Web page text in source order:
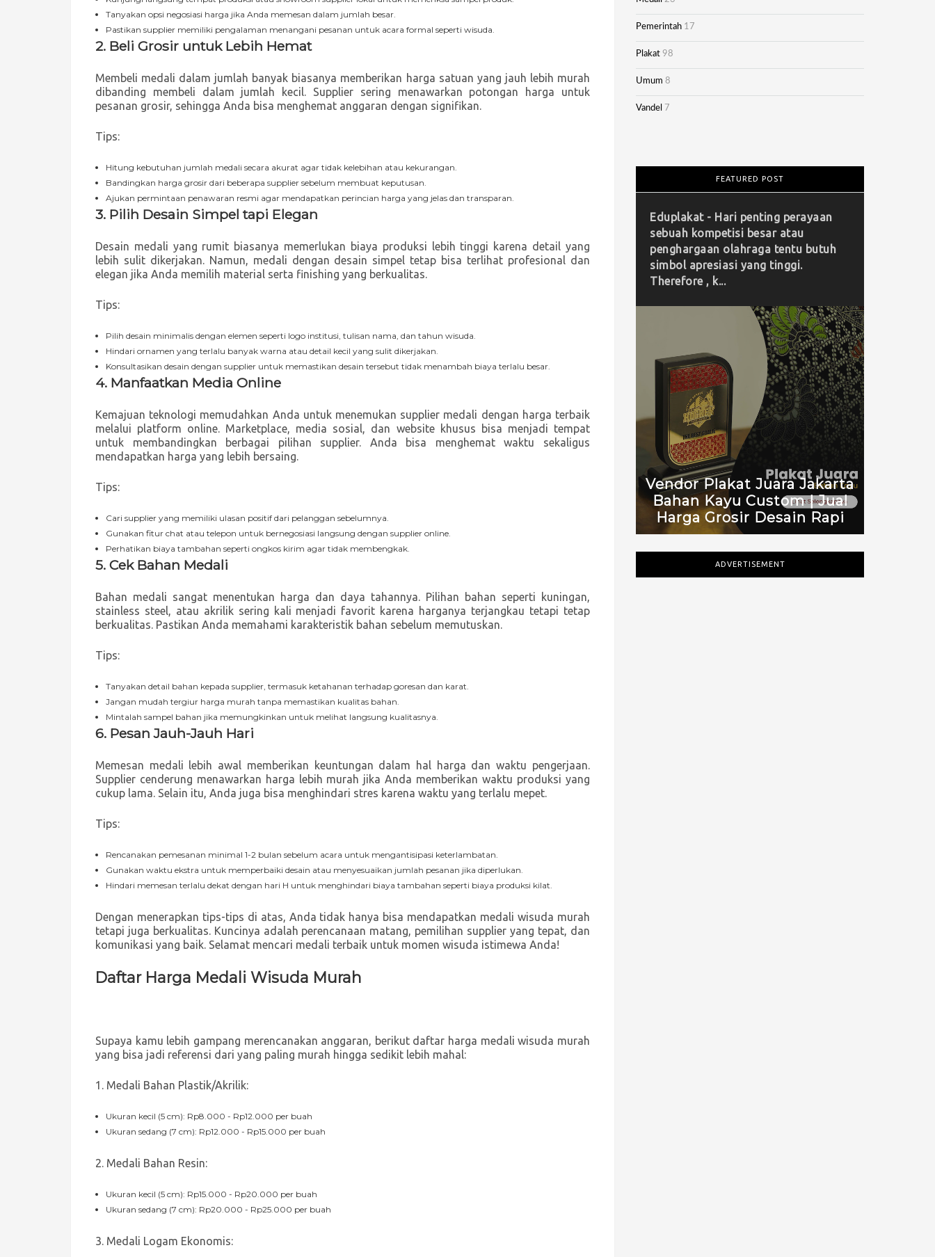
Tanyakan opsi negosiasi harga jika Anda memesan dalam jumlah besar.
Pastikan supplier memiliki pengalaman menangani pesanan untuk acara formal seperti wisuda.
2. Beli Grosir untuk Lebih Hemat
Membeli medali dalam jumlah banyak biasanya memberikan harga satuan yang jauh lebih murah
dibanding membeli dalam jumlah kecil. Supplier sering menawarkan potongan harga untuk
pesanan grosir, sehingga Anda bisa menghemat anggaran dengan signifikan.
Tips:
Hitung kebutuhan jumlah medali secara akurat agar tidak kelebihan atau kekurangan.
Bandingkan harga grosir dari beberapa supplier sebelum membuat keputusan.
Ajukan permintaan penawaran resmi agar mendapatkan perincian harga yang jelas dan transparan.
3. Pilih Desain Simpel tapi Elegan
Desain medali yang rumit biasanya memerlukan biaya produksi lebih tinggi karena detail yang
lebih sulit dikerjakan. Namun, medali dengan desain simpel tetap bisa terlihat profesional dan
elegan jika Anda memilih material serta finishing yang berkualitas.
Tips:
Pilih desain minimalis dengan elemen seperti logo institusi, tulisan nama, dan tahun wisuda.
Hindari ornamen yang terlalu banyak warna atau detail kecil yang sulit dikerjakan.
Konsultasikan desain dengan supplier untuk memastikan desain tersebut tidak menambah biaya terlalu besar.
4. Manfaatkan Media Online
Kemajuan teknologi memudahkan Anda untuk menemukan supplier medali dengan harga terbaik
melalui platform online. Marketplace, media sosial, dan website khusus bisa menjadi tempat
untuk membandingkan berbagai pilihan supplier. Anda bisa menghemat waktu sekaligus
mendapatkan harga yang lebih bersaing.
Tips:
Cari supplier yang memiliki ulasan positif dari pelanggan sebelumnya.
Gunakan fitur chat atau telepon untuk bernegosiasi langsung dengan supplier online.
Perhatikan biaya tambahan seperti ongkos kirim agar tidak membengkak.
5. Cek Bahan Medali
Bahan medali sangat menentukan harga dan daya tahannya. Pilihan bahan seperti kuningan,
stainless steel, atau akrilik sering kali menjadi favorit karena harganya terjangkau tetapi tetap
berkualitas. Pastikan Anda memahami karakteristik bahan sebelum memutuskan.
Tips:
Tanyakan detail bahan kepada supplier, termasuk ketahanan terhadap goresan dan karat.
Jangan mudah tergiur harga murah tanpa memastikan kualitas bahan.
Mintalah sampel bahan jika memungkinkan untuk melihat langsung kualitasnya.
6. Pesan Jauh-Jauh Hari
Memesan medali lebih awal memberikan keuntungan dalam hal harga dan waktu pengerjaan.
Supplier cenderung menawarkan harga lebih murah jika Anda memberikan waktu produksi yang
cukup lama. Selain itu, Anda juga bisa menghindari stres karena waktu yang terlalu mepet.
Tips:
Rencanakan pemesanan minimal 1-2 bulan sebelum acara untuk mengantisipasi keterlambatan.
Gunakan waktu ekstra untuk memperbaiki desain atau menyesuaikan jumlah pesanan jika diperlukan.
Hindari memesan terlalu dekat dengan hari H untuk menghindari biaya tambahan seperti biaya produksi kilat.
Dengan menerapkan tips-tips di atas, Anda tidak hanya bisa mendapatkan medali wisuda murah
tetapi juga berkualitas. Kuncinya adalah perencanaan matang, pemilihan supplier yang tepat, dan
komunikasi yang baik. Selamat mencari medali terbaik untuk momen wisuda istimewa Anda!
Daftar Harga Medali Wisuda Murah
Supaya kamu lebih gampang merencanakan anggaran, berikut daftar harga medali wisuda murah
yang bisa jadi referensi dari yang paling murah hingga sedikit lebih mahal:
1. Medali Bahan Plastik/Akrilik:
Ukuran kecil (5 cm): Rp8.000 - Rp12.000 per buah
Ukuran sedang (7 cm): Rp12.000 - Rp15.000 per buah
2. Medali Bahan Resin:
Ukuran kecil (5 cm): Rp15.000 - Rp20.000 per buah
Ukuran sedang (7 cm): Rp20.000 - Rp25.000 per buah
3. Medali Logam Ekonomis:
Pemerintah 17
Plakat 98
Umum 8
Vandel 7
FEATURED POST
Vendor Plakat Juara Jakarta
Bahan Kayu Custom | Jual
Harga Grosir Desain Rapi
Eduplakat - Hari penting perayaan
sebuah kompetisi besar atau
penghargaan olahraga tentu butuh
simbol apresiasi yang tinggi.
Therefore , k...
ADVERTISEMENT